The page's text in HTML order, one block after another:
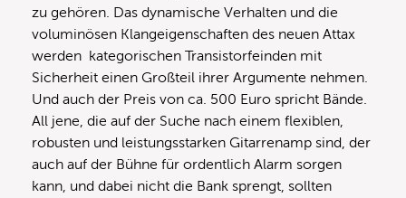
zu gehören. Das dynamische Verhalten und die
voluminösen Klangeigenschaften des neuen Attax
werden kategorischen Transistorfeinden mit
Sicherheit einen Großteil ihrer Argumente nehmen.
Und auch der Preis von ca. 500 Euro spricht Bände.
All jene, die auf der Suche nach einem flexiblen,
robusten und leistungsstarken Gitarrenamp sind, der
auch auf der Bühne für ordentlich Alarm sorgen
kann, und dabei nicht die Bank sprengt, sollten